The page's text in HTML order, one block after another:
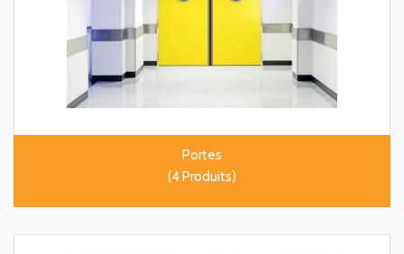
Portes
(4 Produits)